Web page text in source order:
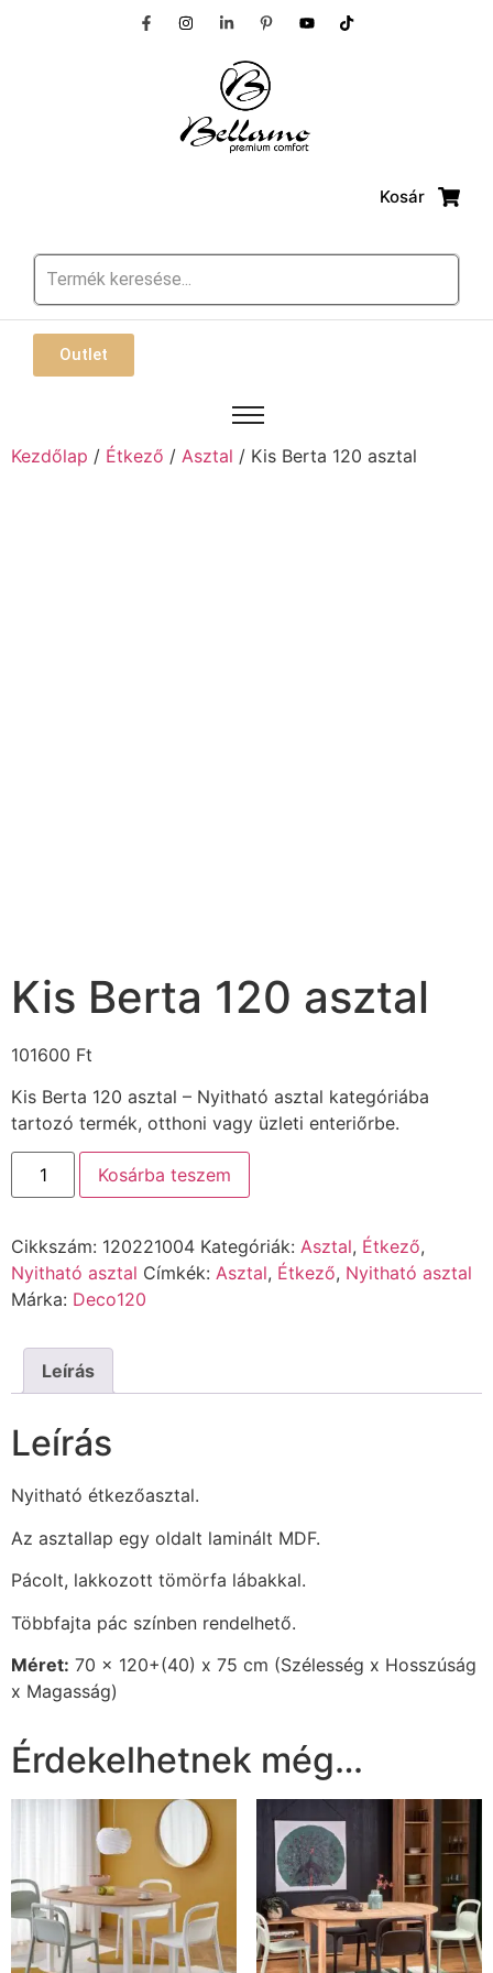
Kosár
Outlet
Kezdőlap / Étkező / Asztal / Kis Berta 120 asztal
Kis Berta 120 asztal
101600 Ft
Kis Berta 120 asztal – Nyitható asztal kategóriába
tartozó termék, otthoni vagy üzleti enteriőrbe.
Kosárba teszem
Cikkszám: 120221004 Kategóriák: Asztal, Étkező,
Nyitható asztal Címkék: Asztal, Étkező, Nyitható asztal
Márka: Deco120
Leírás
Leírás
Nyitható étkezőasztal.
Az asztallap egy oldalt laminált MDF.
Pácolt, lakkozott tömörfa lábakkal.
Többfajta pác színben rendelhető.
Méret: 70 x 120+(40) x 75 cm (Szélesség x Hosszúság
x Magasság)
Érdekelhetnek még…